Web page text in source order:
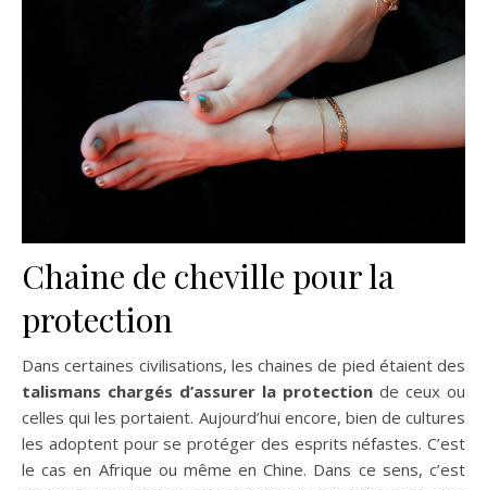
Chaine de cheville pour la
protection
Dans certaines civilisations, les chaines de pied étaient des
talismans chargés d’assurer la protection de ceux ou
celles qui les portaient. Aujourd’hui encore, bien de cultures
les adoptent pour se protéger des esprits néfastes. C’est
le cas en Afrique ou même en Chine. Dans ce sens, c’est